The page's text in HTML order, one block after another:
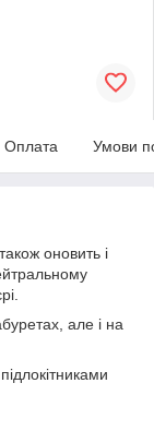
Оплата Умови
оновить і
але і на